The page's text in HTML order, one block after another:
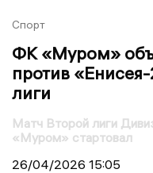
Спорт
ФК «Муром»
против
лиги
Матч Второй лиги
«Муром» стартовал
26/04/2026 15:05